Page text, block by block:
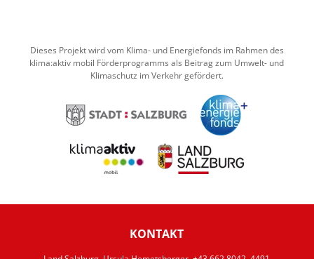
Dieses Projekt wird vom Klima- und Energiefonds im Rahmen des
klima:aktiv mobil Förderprogramms als Beitrag zum Umwelt- und
Klimaschutz im Verkehr gefördert.
KONTAKT